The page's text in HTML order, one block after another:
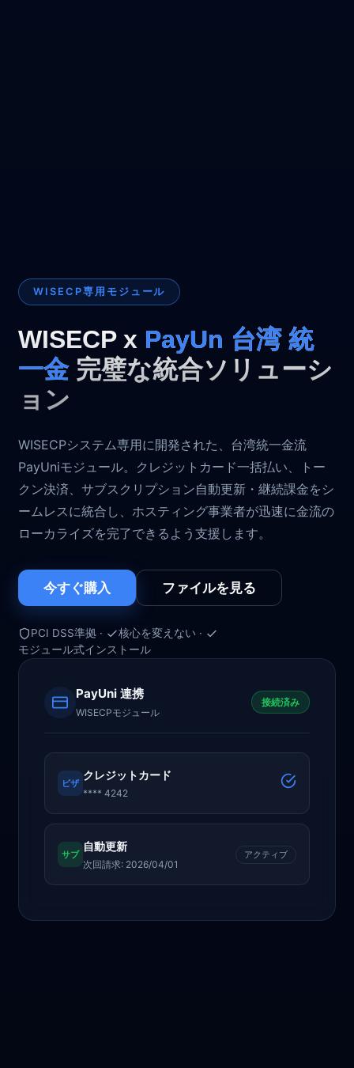
WISECP専用モジュール
WISECP x PayUn 台湾 統
一金 完璧な統合ソリューシ
ョン
WISECPシステム専用に開発された、台湾統一金流
PayUniモジュール。クレジットカード一括払い、トー
クン決済、サブスクリプション自動更新・継続課金をシ
ームレスに統合し、ホスティング事業者が迅速に金流の
ローカライズを完了できるよう支援します。
今すぐ購入 ファイルを見る
PCI DSS準拠 · 核心を変えない ·
モジュール式インストール
PayUni 連携
WISECPモジュール
接続済み
ビザ
クレジットカード
**** 4242
サブ
自動更新
次回請求: 2026/04/01
アクティブ